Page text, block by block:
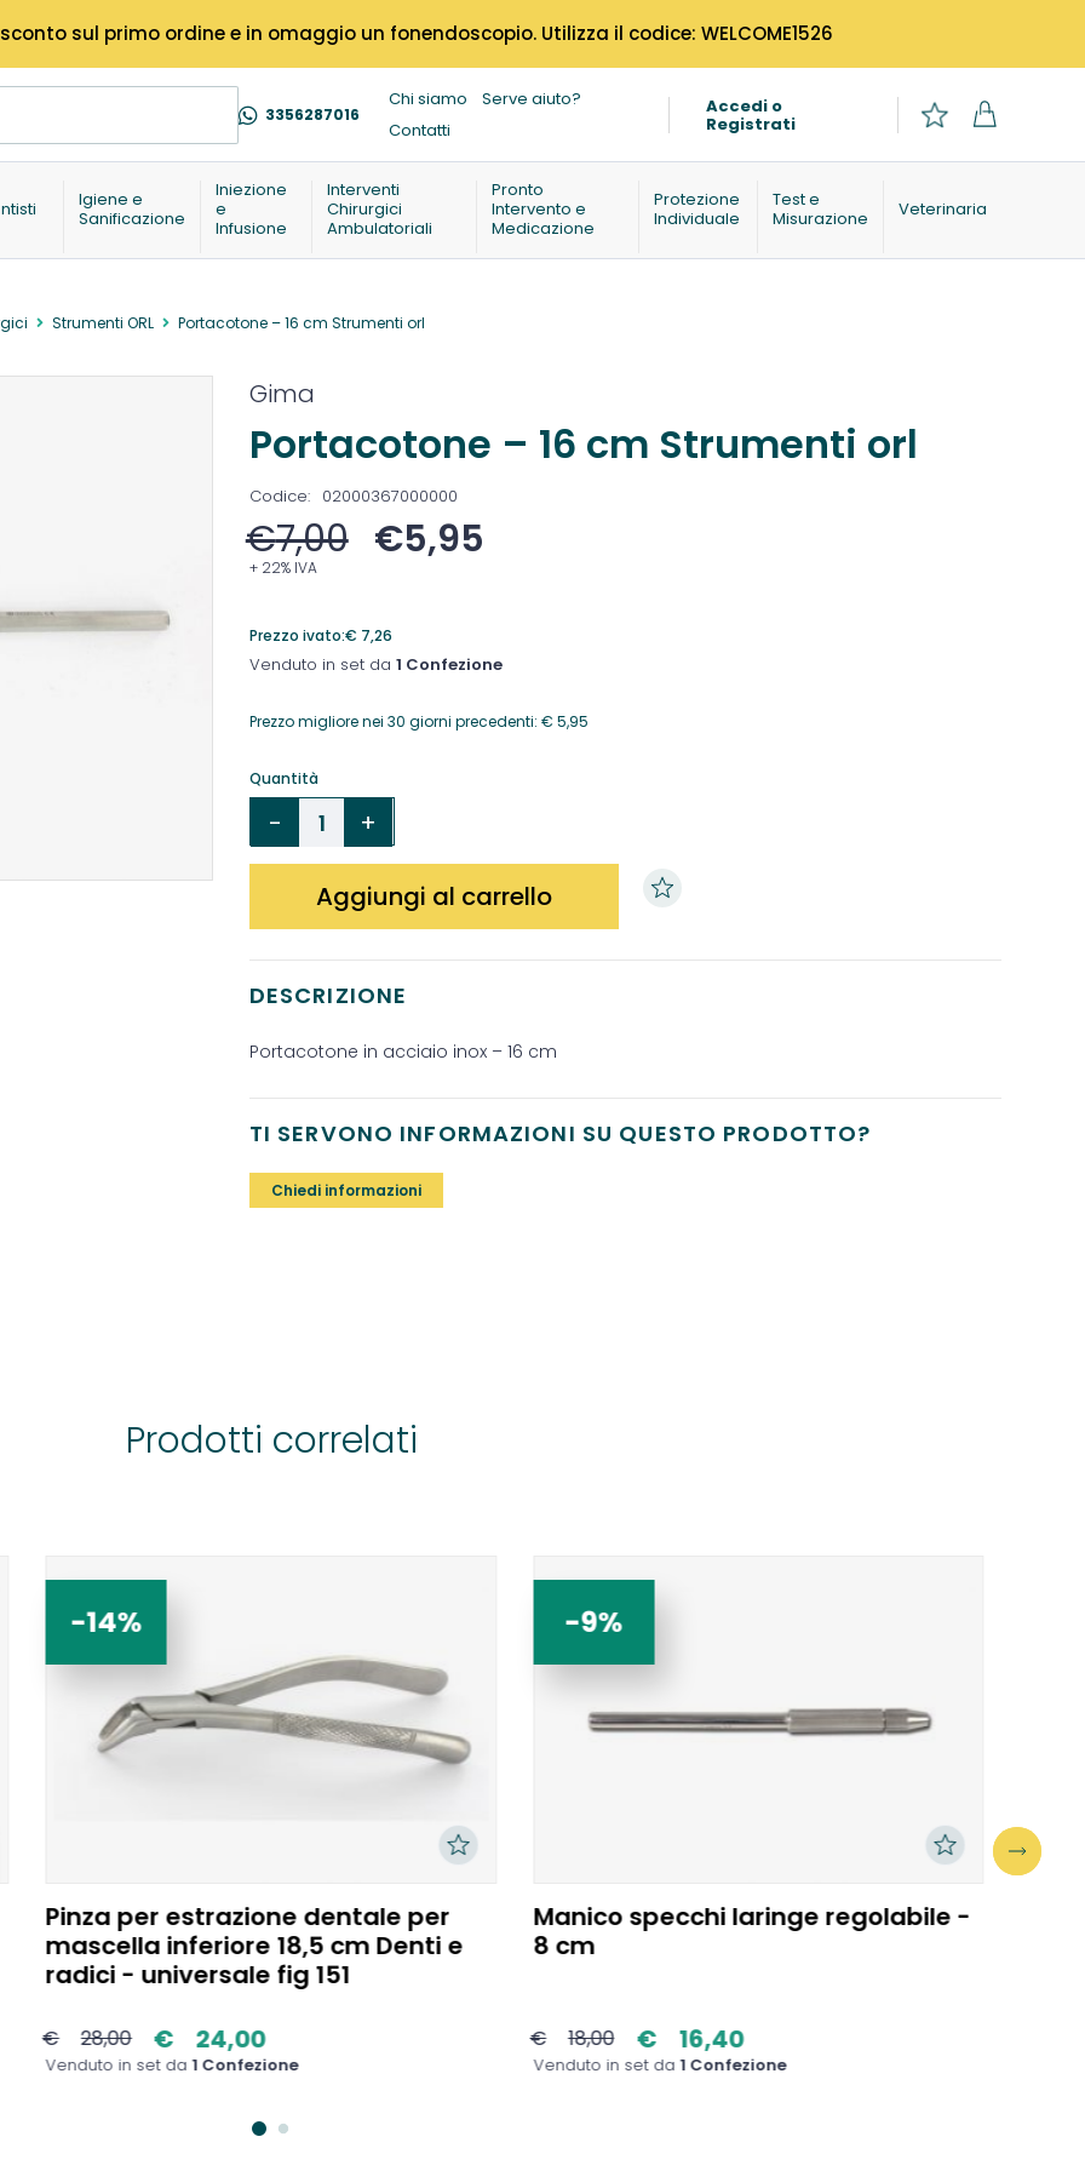
sul primo ordine e in omaggio un fonendoscopio. Utilizza il codice: WELCOME1526
3356287016
Chi siamo
Serve aiuto?
Contatti
Accedi o
Registrati
Igiene e
Sanificazione
Iniezione
e
Infusione
Interventi
Chirurgici
Ambulatoriali
Pronto
Intervento e
Medicazione
Protezione
Individuale
Test e
Misurazione
Veterinaria
Strumenti ORL Portacotone – 16 cm Strumenti orl
Gima
Portacotone – 16 cm Strumenti orl
Codice: 02000367000000
€7,00 €5,95
+ 22% IVA
Prezzo ivato:€ 7,26
Venduto in set da 1 Confezione
Prezzo migliore nei 30 giorni precedenti: € 5,95
Quantità
Aggiungi al carrello
DESCRIZIONE
Portacotone in acciaio inox – 16 cm
TI SERVONO INFORMAZIONI SU QUESTO PRODOTTO?
Chiedi informazioni
Prodotti correlati
-14%
Pinza per estrazione dentale per
mascella inferiore 18,5 cm Denti e
radici - universale fig 151
€ 28,00 € 24,00
Venduto in set da1 Confezione
-9%
Manico specchi laringe regolabile -
8 cm
€ 18,00 € 16,40
Venduto in set da1 Confezione